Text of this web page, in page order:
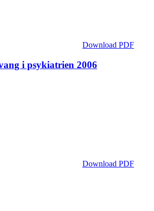
Download PDF
i psykiatrien 2006
Download PDF